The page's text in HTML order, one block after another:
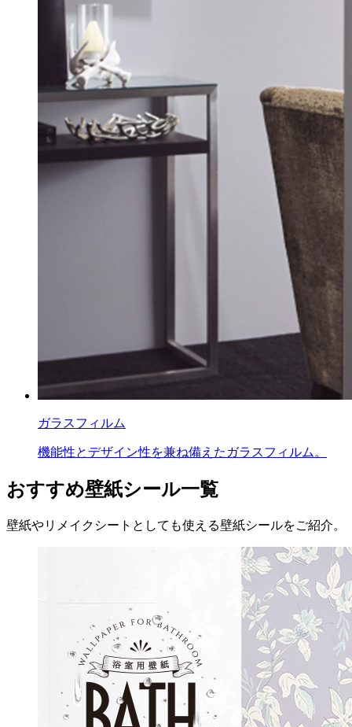
ガラスフィルム
機能性とデザイン性を兼ね備えたガラスフィルム。
おすすめ壁紙シール一覧
壁紙やリメイクシートとしても使える壁紙シールをご紹介。